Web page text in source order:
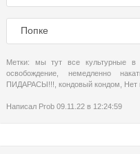
Попке
Метки: мы тут все культурные в
освобождение
немедленно
ПИДАРАСЫ!!! кондовый кондом Нет
Написал Prob 09.11.22 в 12:24:59